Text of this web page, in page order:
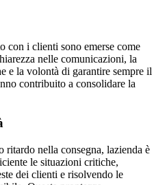
con i clienti sono emerse come
nelle comunicazioni, la
e la volontà di garantire sempre il
contribuito a consolidare la
ritardo nella consegna, lazienda è
le situazioni critiche,
dei clienti e risolvendo le